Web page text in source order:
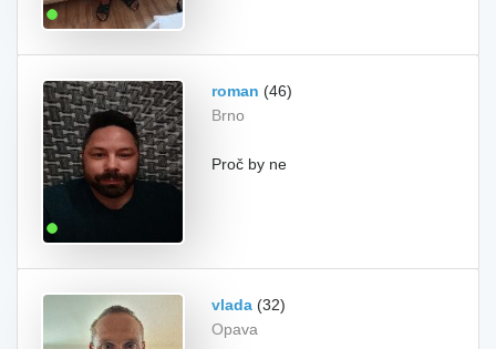
roman (46)
Brno
Proč by ne
vlada (32)
Opava